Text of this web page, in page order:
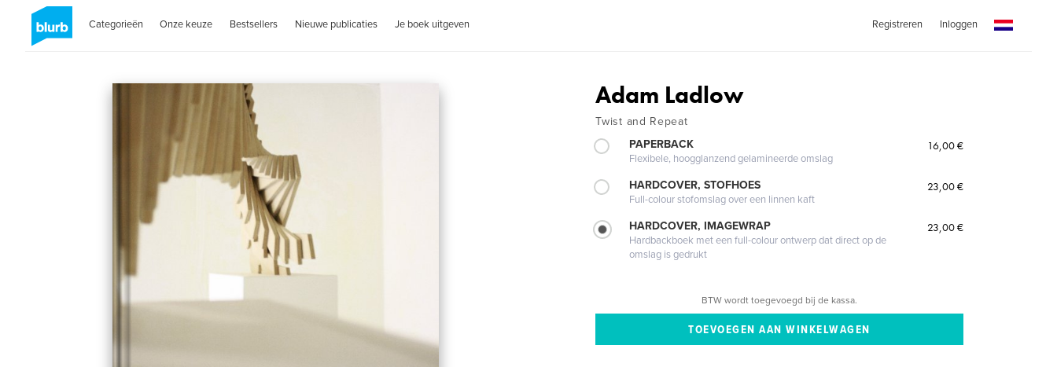
Categorieën Onze keuze Bestsellers Nieuwe publicaties Je boek uitgeven Registreren Inloggen
Adam Ladlow
Twist and Repeat
PAPERBACK
Flexibele, hoogglanzend gelamineerde omslag
16,00 €
HARDCOVER, STOFHOES
Full-colour stofomslag over een linnen kaft
23,00 €
HARDCOVER, IMAGEWRAP
Hardbackboek met een full-colour ontwerp dat direct op de
omslag is gedrukt
23,00 €
BTW wordt toegevoegd bij de kassa.